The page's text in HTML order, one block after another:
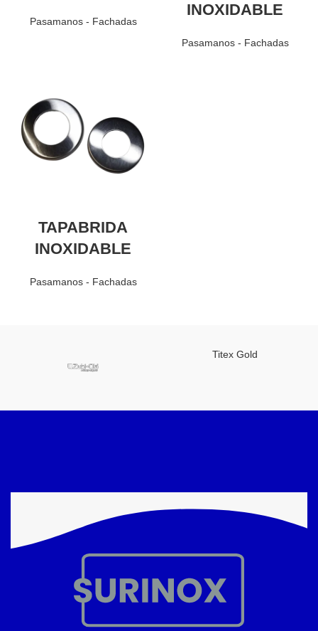
Pasamanos - Fachadas
INOXIDABLE
Pasamanos - Fachadas
TAPABRIDA
INOXIDABLE
Pasamanos - Fachadas
Titex Gold